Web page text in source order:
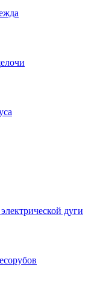
дуги